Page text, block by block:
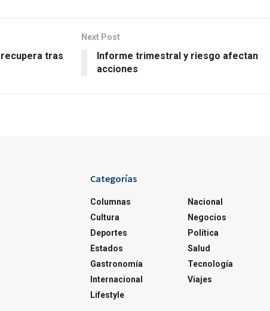
tras
Next Post
Informe trimestral y riesgo afectan
acciones
Categorías
Columnas
Cultura
Deportes
Estados
Gastronomía
Internacional
Lifestyle
Nacional
Negocios
Política
Salud
Tecnología
Viajes